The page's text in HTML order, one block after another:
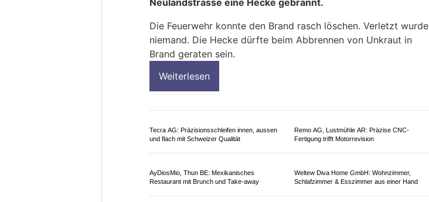
Die Feuerwehr konnte den Brand rasch löschen. Verletzt wurde
niemand. Die Hecke dürfte beim Abbrennen von Unkraut in
Brand geraten sein.
Weiterlesen
Tecra AG: Präzisionsschleifen innen, aussen
und flach mit Schweizer Qualität
Remo AG, Lustmühle AR: Präzise CNC-
Fertigung trifft Motorrevision
AyDiosMio, Thun BE: Mexikanisches
Restaurant mit Brunch und Take-away
Weltew Diva Home GmbH: Wohnzimmer,
Schlafzimmer & Esszimmer aus einer Hand